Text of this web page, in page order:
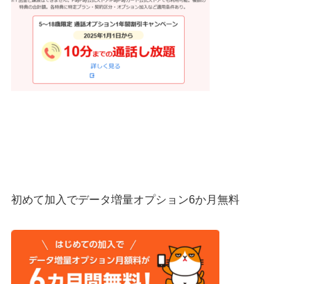
初めて加入でデータ増量オプション6か月無料